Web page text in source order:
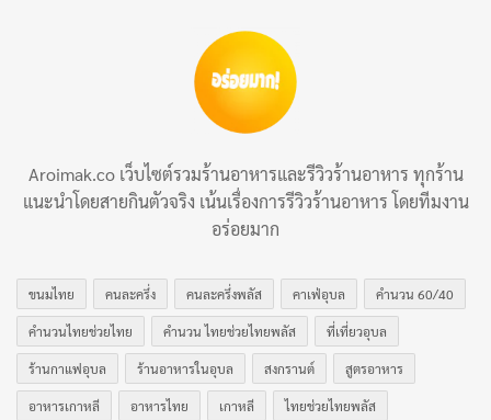
Aroimak.co เว็บไซต์รวมร้านอาหารและรีวิวร้านอาหาร ทุกร้าน
แนะนำโดยสายกินตัวจริง เน้นเรื่องการรีวิวร้านอาหาร โดยทีมงาน
อร่อยมาก
ขนมไทย คนละครึ่ง คนละครึ่งพลัส คาเฟ่อุบล คำนวน 60/40
คำนวนไทยช่วยไทย คำนวน ไทยช่วยไทยพลัส ที่เที่ยวอุบล
ร้านกาแฟอุบล ร้านอาหารในอุบล สงกรานต์ สูตรอาหาร
อาหารเกาหลี อาหารไทย เกาหลี ไทยช่วยไทยพลัส